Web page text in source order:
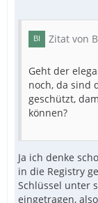
Zitat von
Geht der
noch, da sind
geschützt,
können?
Ja ich denke
in die Registry
Schlüssel unter
eingetragen,